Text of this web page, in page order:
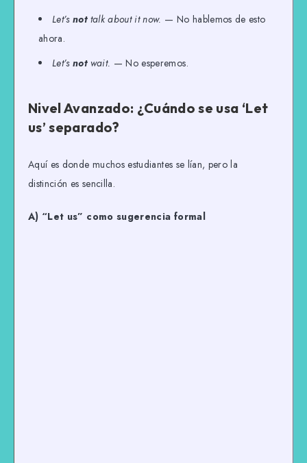
Let’snottalk about it now. — No hablemos de esto
ahora.
Let’snotwait. — No esperemos.
Nivel Avanzado: ¿Cuándo se usa ‘Let
us’ separado?
Aquí es donde muchos estudiantes se lían, pero la
distinción es sencilla.
A) “Let us” como sugerencia formal